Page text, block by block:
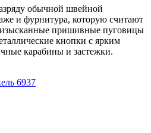
обычной швейной
и фурнитура, которую считают
пришивные пуговицы
кнопки с ярким
карабины и застежки.
6937